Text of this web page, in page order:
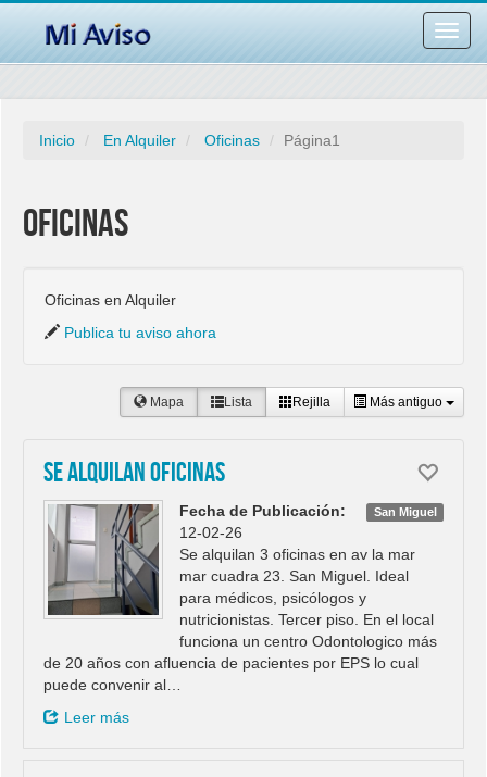
barra
Inicio En Alquiler Oficinas Página1
Oficinas
Oficinas en Alquiler
Publica tu aviso ahora
Mapa Lista Rejilla Más antiguo
Se alquilan Oficinas
San Miguel
Fecha de Publicación:
12-02-26
Se alquilan 3 oficinas en av la mar
mar cuadra 23. San Miguel. Ideal
para médicos, psicólogos y
nutricionistas. Tercer piso. En el local
funciona un centro Odontologico más
de 20 años con afluencia de pacientes por EPS lo cual
puede convenir al…
Leer más